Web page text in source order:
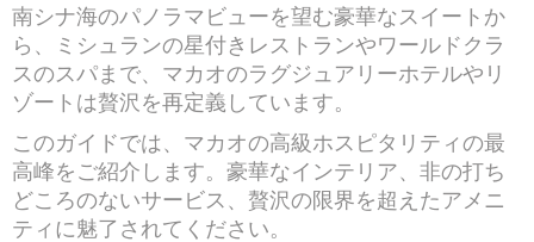
南シナ海のパノラマビューを望む豪華なスイートか
ら、ミシュランの星付きレストランやワールドクラ
スのスパまで、マカオのラグジュアリーホテルやリ
ゾートは贅沢を再定義しています。
このガイドでは、マカオの高級ホスピタリティの最
高峰をご紹介します。豪華なインテリア、非の打ち
どころのないサービス、贅沢の限界を超えたアメニ
ティに魅了されてください。